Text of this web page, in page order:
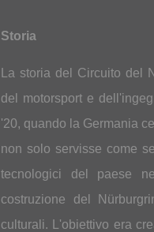
Storia
La storia del Circuito del
del motorsport e
'20, quando la Germania
non solo servisse come
tecnologici del paese
costruzione del
culturali. L'obiettivo era